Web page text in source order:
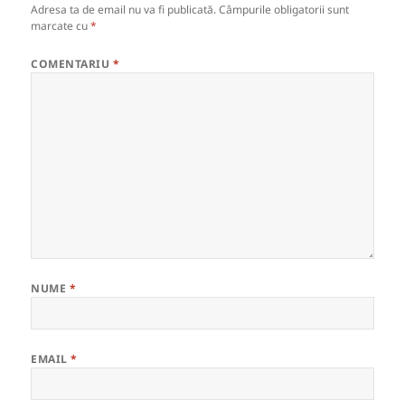
Adresa ta de email nu va fi publicată. Câmpurile obligatorii sunt
marcate cu*
COMENTARIU *
NUME *
EMAIL*